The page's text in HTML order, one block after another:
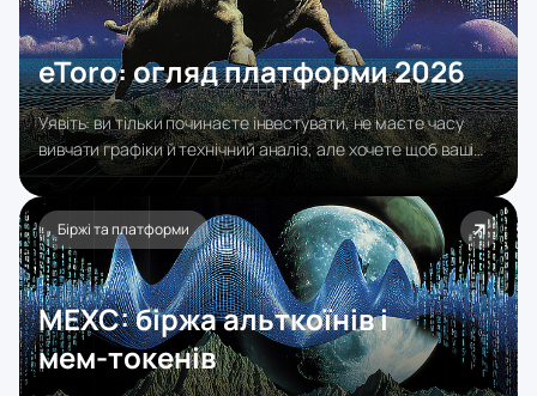
eToro: огляд платформи 2026
Уявіть: ви тільки починаєте інвестувати, не маєте часу
вивчати графіки й технічний аналіз, але хочете щоб ваші
гроші працювали. Саме для таких людей – і не тільки для
них – існує eToro.
Біржі та платформи
MEXC: біржа альткоїнів і
мем‑токенів